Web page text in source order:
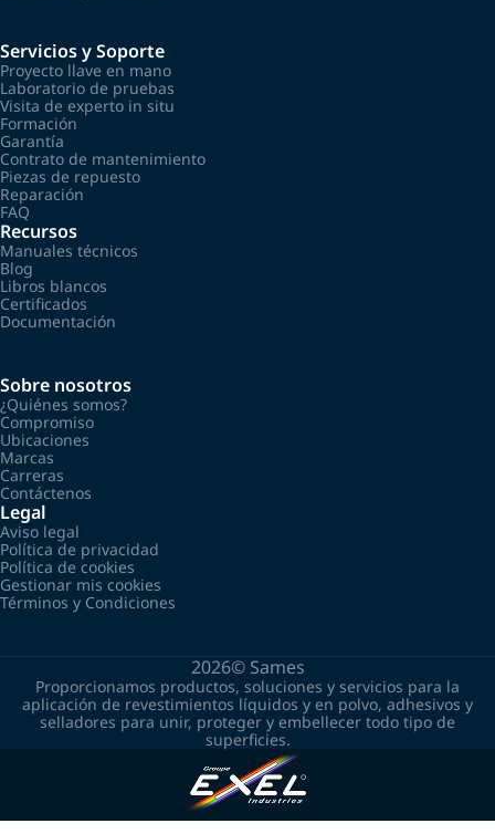
Servicios y Soporte
Proyecto llave en mano
Laboratorio de pruebas
Visita de experto in situ
Formación
Garantía
Contrato de mantenimiento
Piezas de repuesto
Reparación
FAQ
Recursos
Manuales técnicos
Blog
Libros blancos
Certificados
Documentación
Sobre nosotros
¿Quiénes somos?
Compromiso
Ubicaciones
Marcas
Carreras
Contáctenos
Legal
Aviso legal
Política de privacidad
Política de cookies
Gestionar mis cookies
Términos y Condiciones
2026© Sames
Proporcionamos productos, soluciones y servicios para la
aplicación de revestimientos líquidos y en polvo, adhesivos y
selladores para unir, proteger y embellecer todo tipo de
superficies.